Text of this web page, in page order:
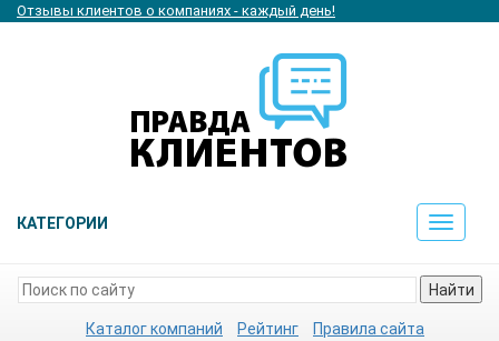
Отзывы клиентов о компаниях - каждый день!
КАТЕГОРИИ
Toggle
Найти
Каталог компаний Рейтинг Правила сайта